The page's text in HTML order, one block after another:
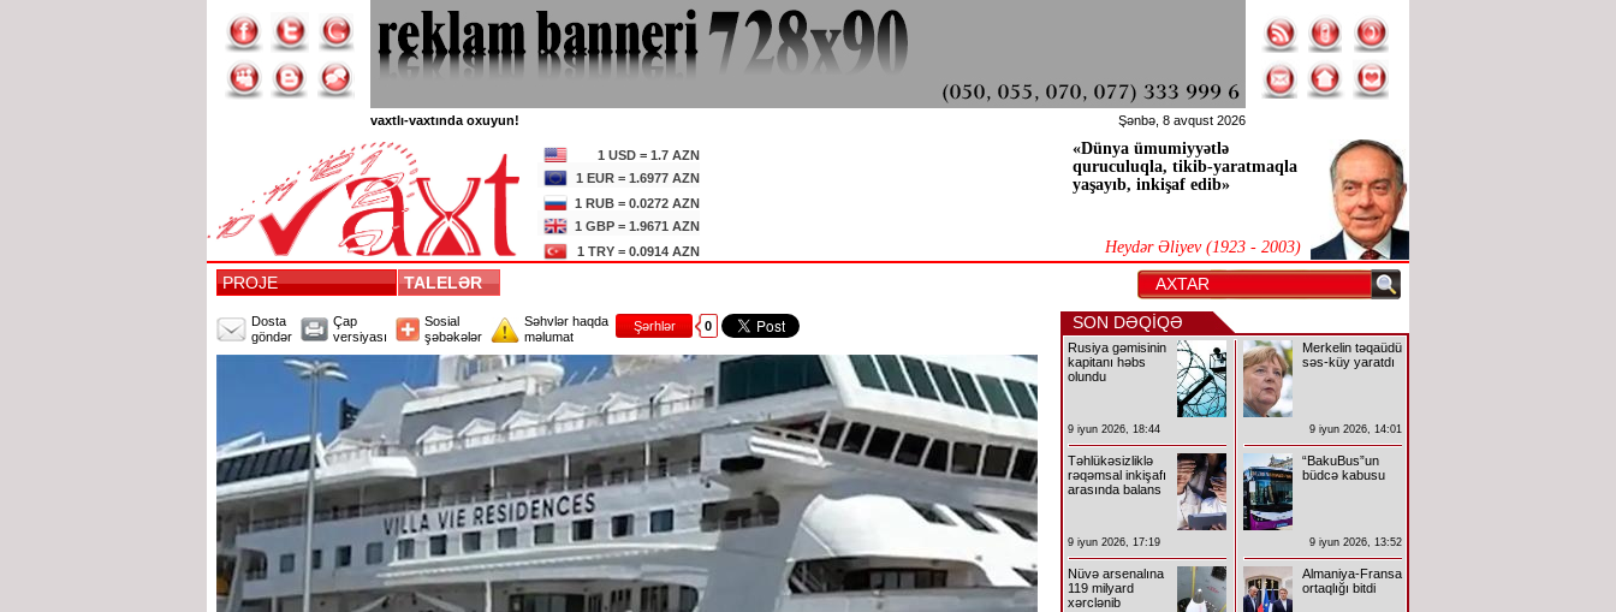
vaxtlı-vaxtında oxuyun! Şənbə, 8 avqust 2026
1 USD = 1.7 AZN
1 EUR = 1.6977 AZN
1 RUB = 0.0272 AZN
1 GBP = 1.9671 AZN
1 TRY = 0.0914 AZN
«Dünya ümumiyyətlə
quruculuqla, tikib-yaratmaqla
yaşayıb, inkişaf edib»
Heydər Əliyev (1923 - 2003)
PROJE TALELƏR
Dosta
göndər
Çap
versiyası
Sosial
şəbəkələr
Səhvlər haqda
məlumat
Şərhlər 0 SON DƏQİQƏ
Rusiya gəmisinin
kapitanı həbs
olundu
9 iyun 2026, 18:44
Təhlükəsizliklə
rəqəmsal inkişafı
arasında balans
9 iyun 2026, 17:19
Nüvə arsenalına
119 milyard
xərclənib
Merkelin təqaüdü
səs-küy yaratdı
9 iyun 2026, 14:01
“BakuBus”un
büdcə kabusu
9 iyun 2026, 13:52
Almaniya-Fransa
ortaqlığı bitdi